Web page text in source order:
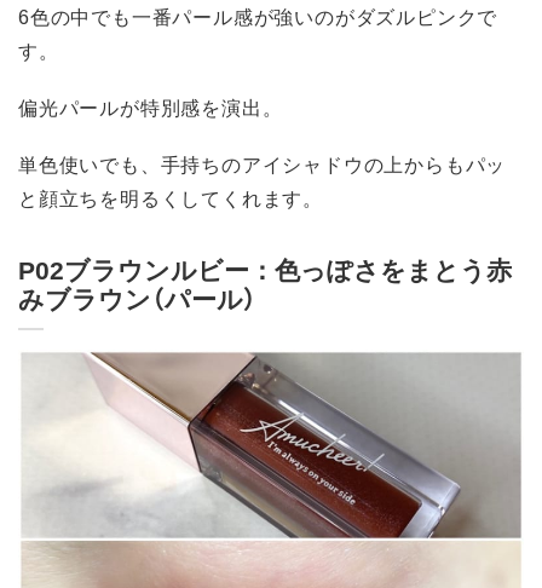
6色の中でも一番パール感が強いのがダズルピンクで
す。
偏光パールが特別感を演出。
単色使いでも、手持ちのアイシャドウの上からもパッ
と顔立ちを明るくしてくれます。
P02ブラウンルビー：色っぽさをまとう赤
みブラウン（パール）